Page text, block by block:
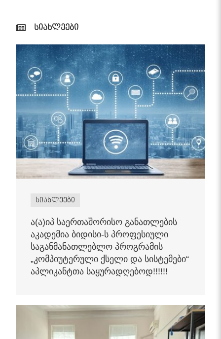
სიახლეები
სიახლეები
ა(ა)იპ საერთაშორისო განათლების
აკადემია ბიდისი-ს პროფესიული
საგანმანათლებლო პროგრამის
„კომპიუტერული ქსელი და სისტემები“
აპლიკანტთა საყურადღებოდ!!!!!!